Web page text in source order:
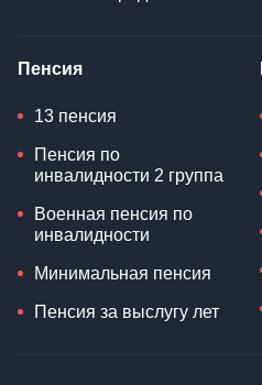
Пенсия
13 пенсия
Пенсия по
инвалидности 2 группа
Военная пенсия по
инвалидности
Минимальная пенсия
Пенсия за выслугу лет